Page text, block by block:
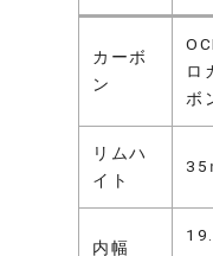
カーボ
ン
ロ
ボ
リムハ
イト
35
内幅